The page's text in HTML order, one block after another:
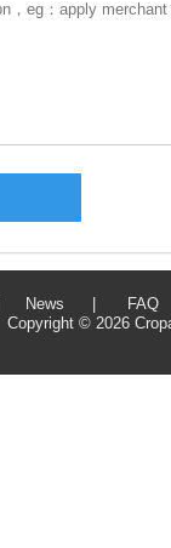
News
FAQ
Copyright © 2026